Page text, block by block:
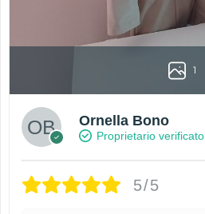
1
Ornella Bono
Proprietario verificato
5/5